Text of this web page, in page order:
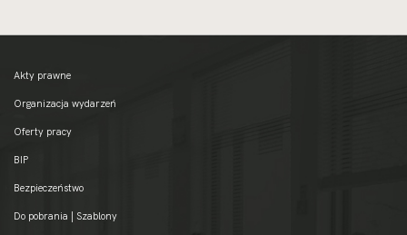
Akty prawne
Organizacja wydarzeń
Oferty pracy
BIP
Bezpieczeństwo
Do pobrania | Szablony